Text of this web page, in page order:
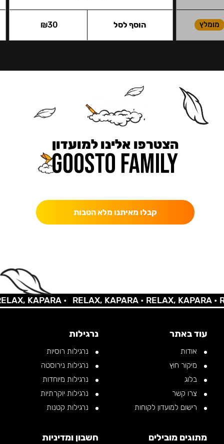
מומלץ ₪30 הוסף לסל
הצטרפו אלינו למועדון
קבלו מאיתנו מלא הטבות
KAPARA • RELAX, KAPARA •RELAX, KAPARA •
עוד באתר
אודות
מיקור חוץ
בלוג
צרו קשר
רישום למועדון לקוחות
נרגילות
נרגילות רוסיות
נרגילות נירוסטה
נרגילות מיוחדות
נרגילות יוקרתיות
נרגילות קטנות
מתוגים מובילים חשבון ומדיניות